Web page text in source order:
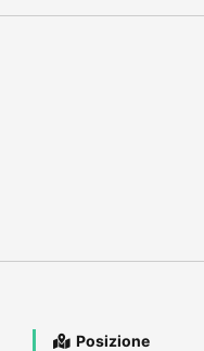
Posizione